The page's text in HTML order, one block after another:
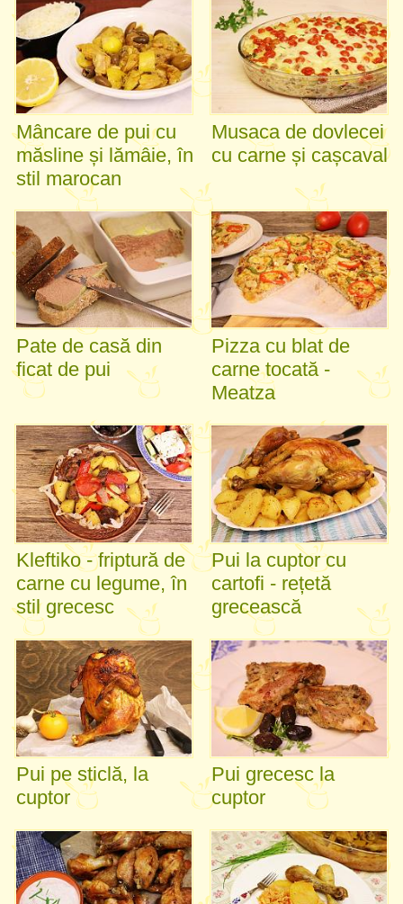
Mâncare de pui cu
măsline și lămâie, în
stil marocan
Musaca de dovlecei
cu carne și cașcaval
Pate de casă din
ficat de pui
Pizza cu blat de
carne tocată -
Meatza
Kleftiko - friptură de
carne cu legume, în
stil grecesc
Pui la cuptor cu
cartofi - rețetă
grecească
Pui pe sticlă, la
cuptor
Pui grecesc la
cuptor